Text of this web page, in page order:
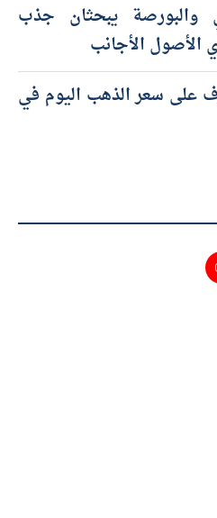
والبورصة يبحثان جذب
الأصول الأجانب
على سعر الذهب اليوم في